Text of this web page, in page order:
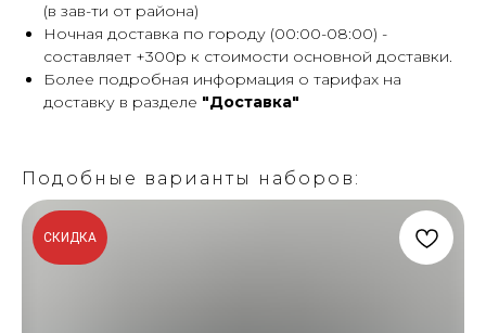
(в зав-ти от района)
Ночная доставка по городу (00:00-08:00) -
составляет +300р к стоимости основной доставки.
Более подробная информация о тарифах на
доставку в разделе "Доставка"
Подобные варианты наборов:
СКИДКА